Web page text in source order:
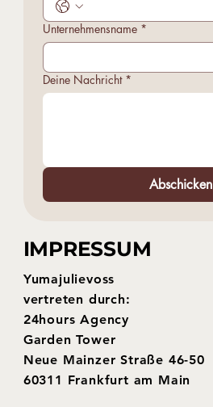
Unternehmensname *
Deine Nachricht *
Abschicken
IMPRESSUM
Yumajulievoss
vertreten durch:
24hours Agency
Garden Tower
Neue Mainzer Straße 46-50
60311 Frankfurt am Main